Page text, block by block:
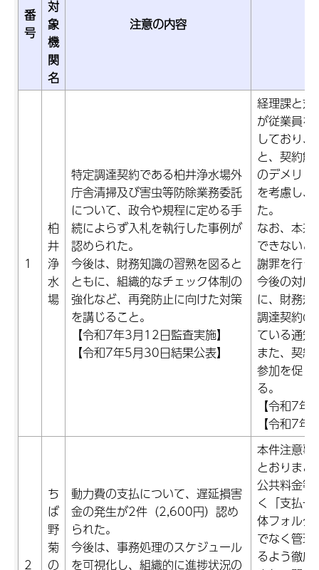
番
号
対
象
機
関
名
注意の内容
1
柏
井
浄
水
場
特定調達契約である柏井浄水場外
庁舎清掃及び害虫等防除業務委託
について、政令や規程に定める手
続によらず入札を執行した事例が
認められた。
今後は、財務知識の習熟を図ると
ともに、組織的なチェック体制の
強化など、再発防止に向けた対策
を講じること。
【令和7年3月12日監査実施】
【令和7年5月30日結果公表】
経理課と対
が従業員を
しており
と、契約
のデメリッ
を考慮し、
た。
なお、本来
できないこ
謝罪を行っ
今後の対応
に、財務
調達契約の
ている通知
また、契約
参加を促し
る。
【令和7
【令和7
2
ち
ば
野
菊
の
動力費の支払について、遅延損害
金の発生が2件（2,600円）認め
られた。
今後は、事務処理のスケジュール
を可視化し、組織的に進捗状況の
本件注意事
とおりま
公共料金等
く「支払
体フォルダ
でなく管理
るよう徹底